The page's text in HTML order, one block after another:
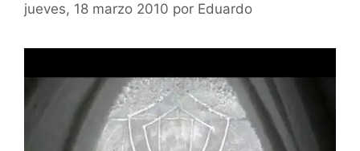
jueves, 18 marzo 2010 por Eduardo